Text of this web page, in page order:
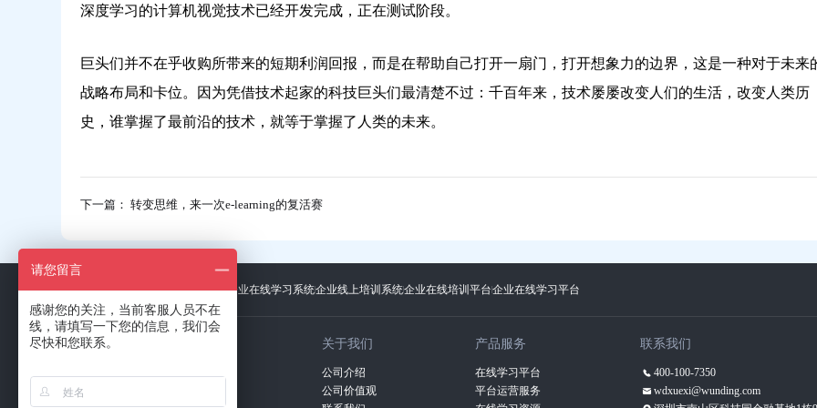
深度学习的计算机视觉技术已经开发完成，正在测试阶段。
巨头们并不在乎收购所带来的短期利润回报，而是在帮助自己打开一扇门，打开想象力的边界，这是一种对于未来
战略布局和卡位。因为凭借技术起家的科技巨头们最清楚不过：千百年来，技术屡屡改变人们的生活，改变人类历
史，谁掌握了最前沿的技术，就等于掌握了人类的未来。
下一篇： 转变思维，来一次e-learning的复活赛
友情链接：广东招标网上海礼品展企业在线学习系统企业线上培训系统企业在线培训平台企业在线学习平台
关于我们
公司介绍
公司价值观
产品服务
在线学习平台
平台运营服务
联系我们
400-100-7350
wdxuexi@wunding.com
请您留言
感谢您的关注，当前客服人员不在
线，请填写一下您的信息，我们会
尽快和您联系。